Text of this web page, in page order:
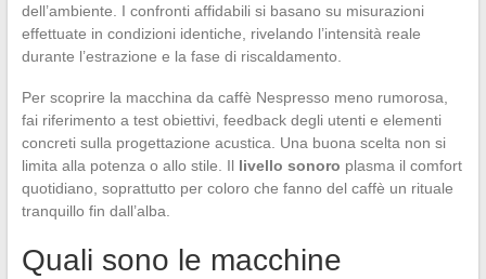
dell’ambiente. I confronti affidabili si basano su misurazioni
effettuate in condizioni identiche, rivelando l’intensità reale
durante l’estrazione e la fase di riscaldamento.
Per scoprire la macchina da caffè Nespresso meno rumorosa,
fai riferimento a test obiettivi, feedback degli utenti e elementi
concreti sulla progettazione acustica. Una buona scelta non si
limita alla potenza o allo stile. Il livello sonoro plasma il comfort
quotidiano, soprattutto per coloro che fanno del caffè un rituale
tranquillo fin dall’alba.
Quali sono le macchine